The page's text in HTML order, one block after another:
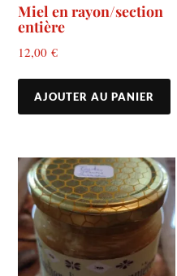
Miel en rayon/section
entière
12,00€
AJOUTER AU PANIER